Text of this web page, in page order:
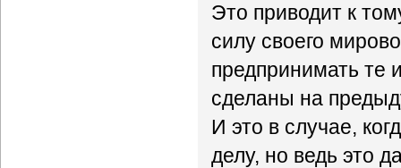
Это приводит к
силу своего
предпринимать те
сделаны на
И это в случае,
делу, но ведь это